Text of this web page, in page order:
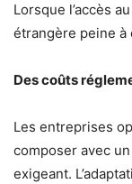
Lorsque l’accès
étrangère peine à
Des coûts
Les entreprises
composer avec
exigeant.